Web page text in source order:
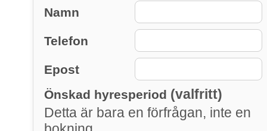
Namn
Telefon
Epost
Önskad hyresperiod (valfritt)
Detta är bara en förfrågan, inte en